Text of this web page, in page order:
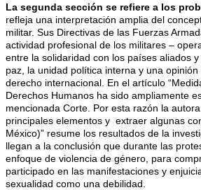
La segunda sección se refiere a los
refleja una interpretación amplia del
militar. Sus Directivas de las Fuerzas
actividad profesional de los militares –
entre la solidaridad con los países aliados
paz, la unidad política interna y una
derecho internacional. En el artículo
Derechos Humanos ha sido ampliamente
mencionada Corte. Por esta razón la
principales elementos y extraer algunas
México)” resume los resultados de la
llegan a la conclusión que durante las
enfoque de violencia de género, para
participado en las manifestaciones y
sexualidad como una debilidad.